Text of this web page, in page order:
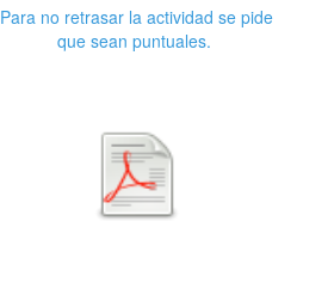
Para no retrasar la actividad se pide
que sean puntuales.